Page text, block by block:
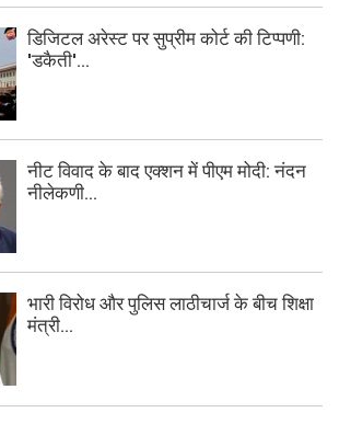
डिजिटल अरेस्ट पर सुप्रीम कोर्ट की टिप्पणी:
'डकैती'...
नीट विवाद के बाद एक्शन में पीएम मोदी: नंदन
नीलेकणी...
भारी विरोध और पुलिस लाठीचार्ज के बीच शिक्षा
मंत्री...